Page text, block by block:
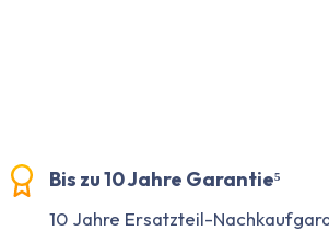
Bis zu 10 Jahre Garantie⁵
10 Jahre Ersatzteil-